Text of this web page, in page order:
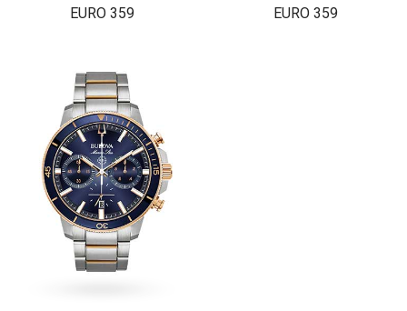
EURO 359 EURO 359